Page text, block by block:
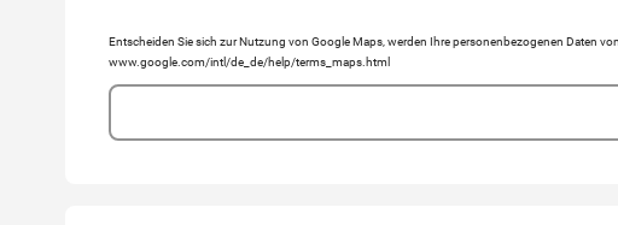
Entscheiden Sie sich zur Nutzung von Google Maps, werden Ihre personenbezogenen Daten
www.google.com/intl/de_de/help/terms_maps.html